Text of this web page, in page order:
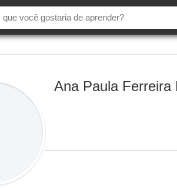
Ana Paula Ferreira